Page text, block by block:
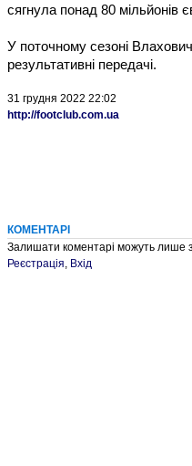
сягнула понад 80 мільйонів
У поточному сезоні Влахович
результативні передачі.
31 грудня 2022 22:02
http://footclub.com.ua
КОМЕНТАРІ
Залишати коментарі можуть лише
Реєстрація, Вхід